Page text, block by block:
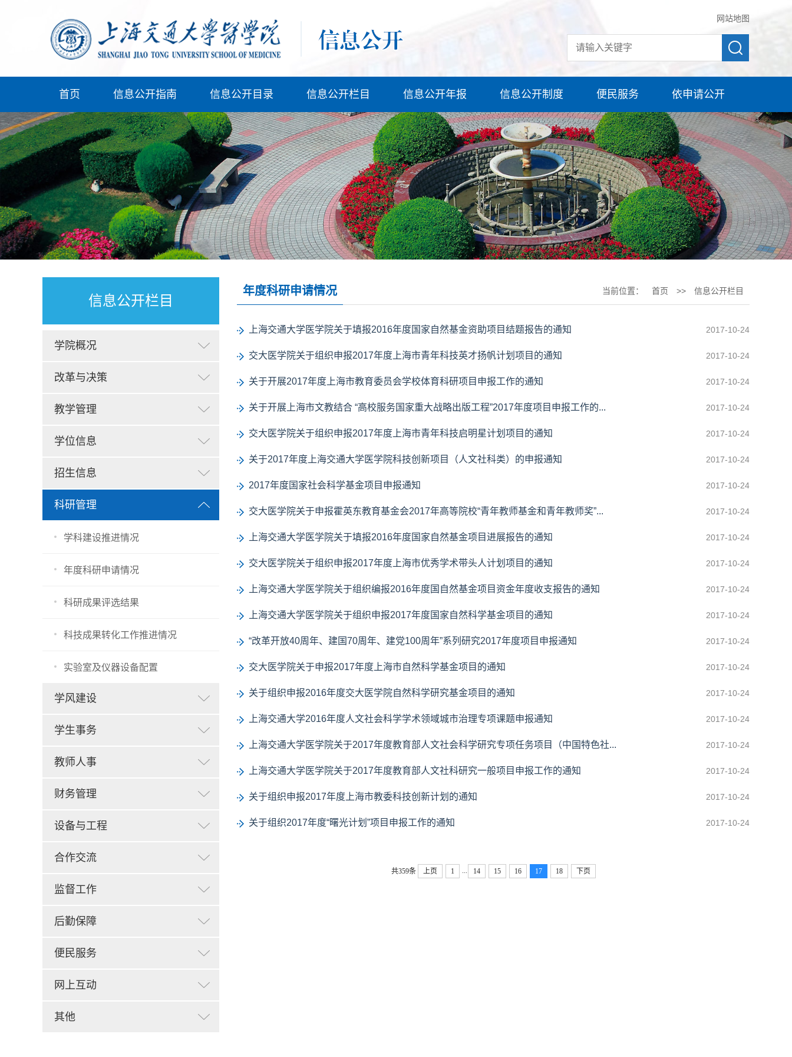
网站地图
首页 信息公开指南 信息公开目录 信息公开栏目 信息公开年报 信息公开制度 便民服务 依申请公开
信息公开栏目
学院概况
改革与决策
教学管理
学位信息
招生信息
科研管理
学科建设推进情况
年度科研申请情况
科研成果评选结果
科技成果转化工作推进情况
实验室及仪器设备配置
学风建设
学生事务
教师人事
财务管理
设备与工程
合作交流
监督工作
后勤保障
便民服务
网上互动
其他
年度科研申请情况 当前位置： 首页 >> 信息公开栏目
上海交通大学医学院关于填报2016年度国家自然基金资助项目结题报告的通知 2017-10-24
交大医学院关于组织申报2017年度上海市青年科技英才扬帆计划项目的通知 2017-10-24
关于开展2017年度上海市教育委员会学校体育科研项目申报工作的通知 2017-10-24
关于开展上海市文教结合 “高校服务国家重大战略出版工程”2017年度项目申报工作的... 2017-10-24
交大医学院关于组织申报2017年度上海市青年科技启明星计划项目的通知 2017-10-24
关于2017年度上海交通大学医学院科技创新项目（人文社科类）的申报通知 2017-10-24
2017年度国家社会科学基金项目申报通知 2017-10-24
交大医学院关于申报霍英东教育基金会2017年高等院校“青年教师基金和青年教师奖”... 2017-10-24
上海交通大学医学院关于填报2016年度国家自然基金项目进展报告的通知 2017-10-24
交大医学院关于组织申报2017年度上海市优秀学术带头人计划项目的通知 2017-10-24
上海交通大学医学院关于组织编报2016年度国自然基金项目资金年度收支报告的通知 2017-10-24
上海交通大学医学院关于组织申报2017年度国家自然科学基金项目的通知 2017-10-24
“改革开放40周年、建国70周年、建党100周年”系列研究2017年度项目申报通知 2017-10-24
交大医学院关于申报2017年度上海市自然科学基金项目的通知 2017-10-24
关于组织申报2016年度交大医学院自然科学研究基金项目的通知 2017-10-24
上海交通大学2016年度人文社会科学学术领域城市治理专项课题申报通知 2017-10-24
上海交通大学医学院关于2017年度教育部人文社会科学研究专项任务项目（中国特色社... 2017-10-24
上海交通大学医学院关于2017年度教育部人文社科研究一般项目申报工作的通知 2017-10-24
关于组织申报2017年度上海市教委科技创新计划的通知 2017-10-24
关于组织2017年度“曙光计划”项目申报工作的通知 2017-10-24
共359条 上页 1 ... 14 15 16 17 18 下页